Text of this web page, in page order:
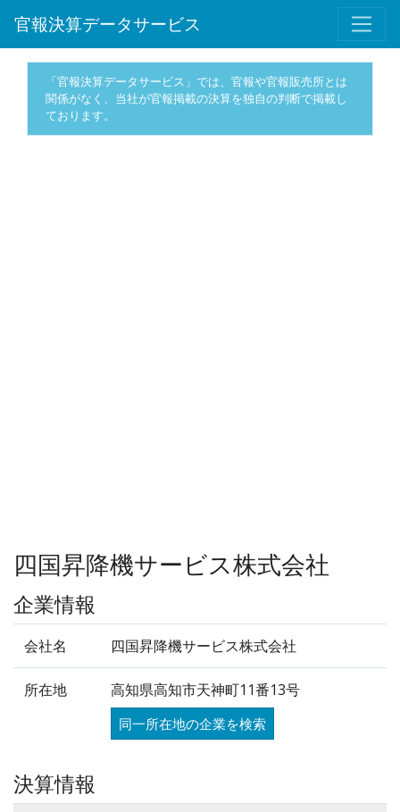
官報決算データサービス
「官報決算データサービス」では、官報や官報販売所とは
関係がなく、当社が官報掲載の決算を独自の判断で掲載し
ております。
四国昇降機サービス株式会社
企業情報
会社名 四国昇降機サービス株式会社
所在地 高知県高知市天神町11番13号
同一所在地の企業を検索
決算情報